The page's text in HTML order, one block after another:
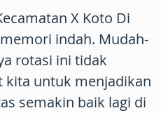
X Koto Di
indah. Mudah-
rotasi ini tidak
kita untuk menjadikan
semakin baik lagi di